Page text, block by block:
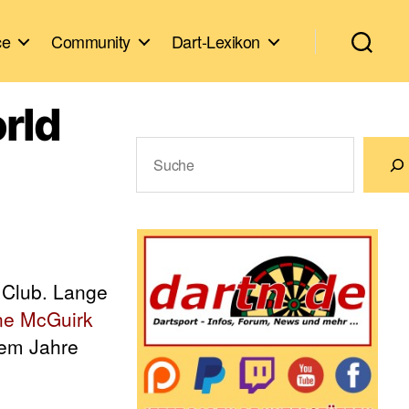
Community Dart-Lexikon
Lange
McGuirk
Jahre